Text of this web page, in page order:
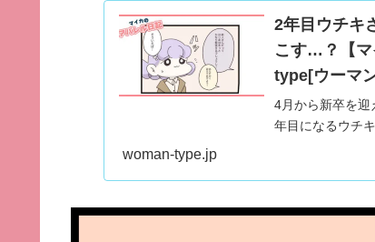
2年目ウチキ
こす…？【マ
type[ウーマ
4月から新卒を迎
年目になるウチ
woman-type.jp